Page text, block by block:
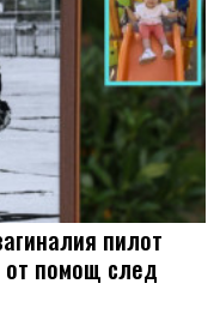
пилот
помощ след